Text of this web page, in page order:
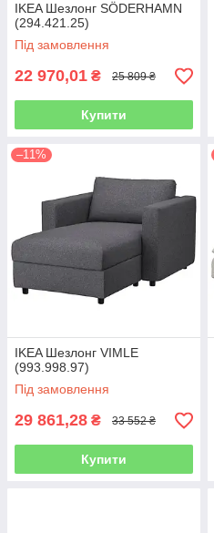
IKEA Шезлонг SÖDERHAMN
(294.421.25)
Під замовлення
22 970,01 ₴ 25 809 ₴
Купити
–11%
IKEA Шезлонг VIMLE
(993.998.97)
Під замовлення
29 861,28 ₴ 33 552 ₴
Купити